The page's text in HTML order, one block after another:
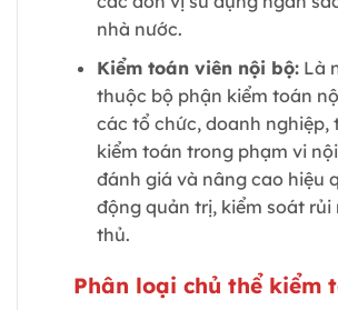
nhà nước.
Kiểm toán viên nội bộ:Là
thuộc bộ phận kiểm toán
các tổ chức, doanh nghiệp,
kiểm toán trong phạm vi
đánh giá và nâng cao hiệu
động quản trị, kiểm soát rủi
thủ.
Phân loại chủ thể kiểm